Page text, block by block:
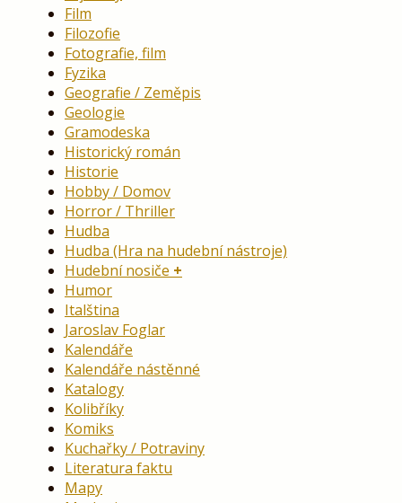
Film
Filozofie
Fotografie, film
Fyzika
Geografie / Zeměpis
Geologie
Gramodeska
Historický román
Historie
Hobby / Domov
Horror / Thriller
Hudba
Hudba (Hra na hudební nástroje)
Hudební nosiče
Humor
Italština
Jaroslav Foglar
Kalendáře
Kalendáře nástěnné
Katalogy
Kolibříky
Komiks
Kuchařky / Potraviny
Literatura faktu
Mapy